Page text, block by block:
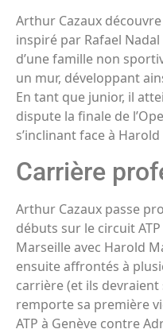
Arthur Cazaux découvre
inspiré par Rafael
d’une famille non
un mur, développant
En tant que junior, il
dispute la finale de
s’inclinant face à
Carrière
Arthur Cazaux passe
débuts sur le circuit
Marseille avec Harold
ensuite affrontés à
carrière (et ils devraient
remporte sa première
ATP à Genève contre